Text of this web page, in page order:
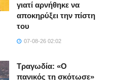
γιατί αρνήθηκε να
αποκηρύξει την πίστη
του
07-08-26 02:02
Τραγωδία: «Ο
πανικός τη σκότωσε»